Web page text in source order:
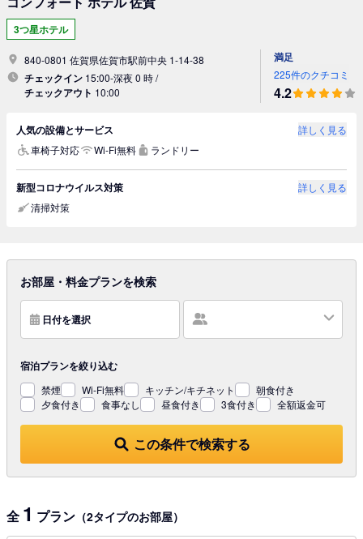
3つ星ホテル
840-0801 佐賀県佐賀市駅前中央 1-14-38
チェックイン 15:00-深夜 0 時 /
チェックアウト 10:00
満足
225件のクチコミ
4.2
人気の設備とサービス
詳しく見る
車椅子対応
Wi-Fi無料 ランドリー
新型コロナウイルス対策
詳しく見る
清掃対策
お部屋・料金プランを検索
日付を選択
この条件で検索する
宿泊プランを絞り込む
禁煙 Wi-Fi無料 キッチン/キチネット
朝食付き
夕食付き
食事なし 昼食付き 3食付き 全額返金可
全 1 プラン （2タイプのお部屋）